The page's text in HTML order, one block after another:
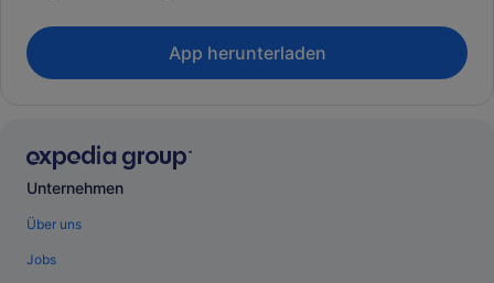
App herunterladen
Unternehmen
Über uns
Jobs